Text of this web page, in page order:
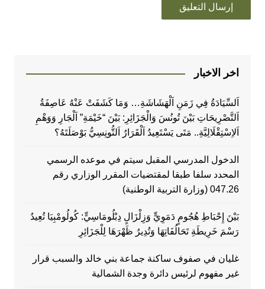
اخر الاخبار
اَلسِّيَادَةُ فِي زَمَنِ اَلْهَشَاشَةِ… وَمَا كَشَفَتْ عَنْهُ عَاصِفَةُ
اَلتَّصْرِيحَاتِ بَيْنَ تُونُسَ وَالْجَزَائِرِ: بَيْنَ “خَيْمَةِ” اَلْجَارِ وَوَهْمِ
اَلاِسْتِقْلَالِيَّةِ.. مَتَى يَسْتَعِيدُ اَلْقَرَارُ اَلتُّونِسِيُّ بَوْصَلَتَهُ؟
الدخول المدرسي المقبل سیتم في موعده الرسمي
المحدد سلفا طبقا لمقتضیات المقرر الوزاري رقم
047.26 (وزارة التربية الوطنية)
بَيْنَ إِحْبَاطِ هُجُومٍ دَمَوِيٍّ وَزِلْزَالٍ دِبْلُومَاسِيٍّ: كُولُومْبِيَا تُعِيدُ
رَسْمَ خَرِيطَةِ تَحَالُفَاتِهَا وَتُدِيرُ ظَهْرَهَا لِلْجَزَائِرِ
غليان في صفوف ساكنة جماعة بني خالد والسبب قرار
غير مفهوم لرئيس دائرة وجدة الشمالية